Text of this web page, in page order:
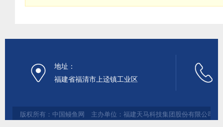
地址：
福建省福清市上迳镇工业区
版权所有：中国鳗鱼网 主办单位：福建天马科技集团股份有限公司